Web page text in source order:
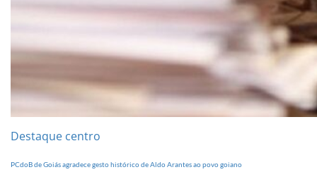
Destaque centro
PCdoB de Goiás agradece gesto histórico de Aldo Arantes ao povo goiano